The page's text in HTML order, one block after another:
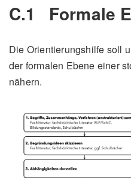
C.1 Formale
Die Orientierungshilfe soll
der formalen Ebene einer
nähern.